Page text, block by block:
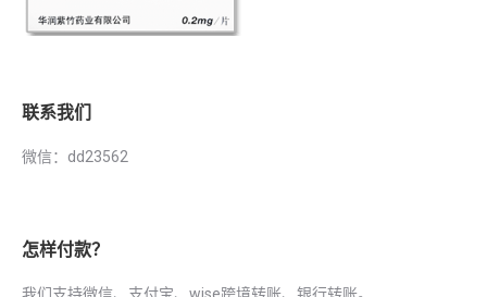
联系我们
微信：dd23562
怎样付款？